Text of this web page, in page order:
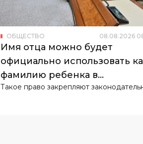
Имя отца можно будет
официально использовать как
фамилию ребенка в
Узбекистане
Такое право закрепляют